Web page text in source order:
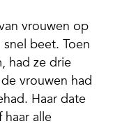
vrouwen op
beet. Toen
had ze drie
vrouwen had
Haar date
haar alle